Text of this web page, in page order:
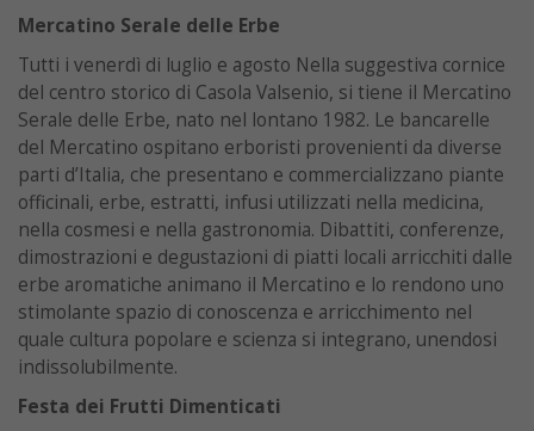
Mercatino Serale delle Erbe
Tutti i venerdì di luglio e agosto Nella suggestiva cornice
del centro storico di Casola Valsenio, si tiene il Mercatino
Serale delle Erbe, nato nel lontano 1982. Le bancarelle
del Mercatino ospitano erboristi provenienti da diverse
parti d’Italia, che presentano e commercializzano piante
officinali, erbe, estratti, infusi utilizzati nella medicina,
nella cosmesi e nella gastronomia. Dibattiti, conferenze,
dimostrazioni e degustazioni di piatti locali arricchiti dalle
erbe aromatiche animano il Mercatino e lo rendono uno
stimolante spazio di conoscenza e arricchimento nel
quale cultura popolare e scienza si integrano, unendosi
indissolubilmente.
Festa dei Frutti Dimenticati